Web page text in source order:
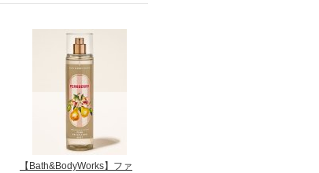
【Bath&BodyWorks】ファ